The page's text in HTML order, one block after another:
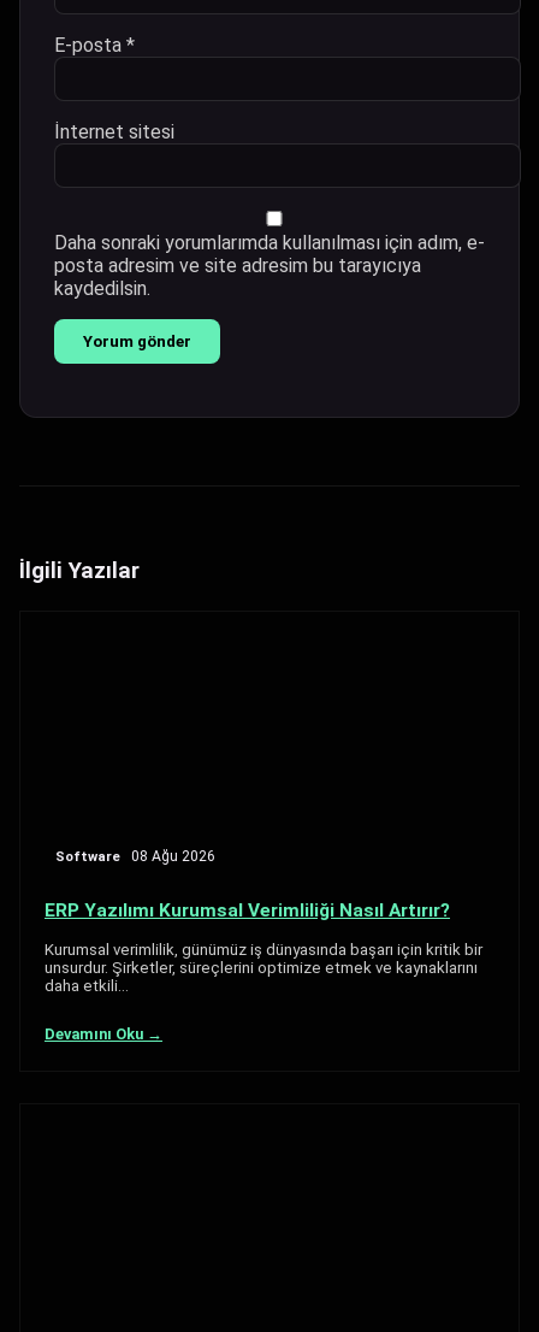
E-posta *
İnternet sitesi
Daha sonraki yorumlarımda kullanılması için adım, e-
posta adresim ve site adresim bu tarayıcıya
kaydedilsin.
İlgili Yazılar
Software 08 Ağu 2026
ERP Yazılımı Kurumsal Verimliliği Nasıl Artırır?
Kurumsal verimlilik, günümüz iş dünyasında başarı için kritik bir
unsurdur. Şirketler, süreçlerini optimize etmek ve kaynaklarını
daha etkili…
Devamını Oku →